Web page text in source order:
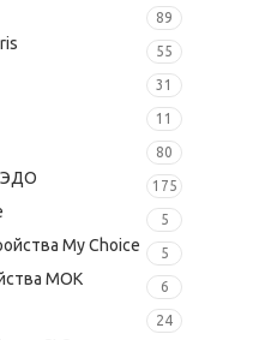
89
55
31
11
80
ЭДО 175
5
My Choice 5
MOK 6
24